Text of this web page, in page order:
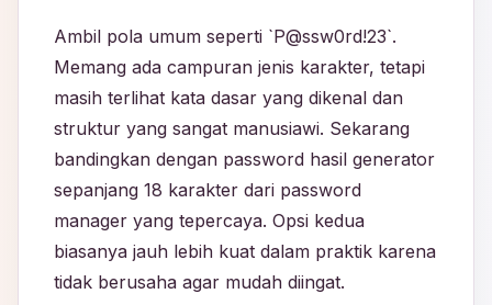
Ambil pola umum seperti `P@ssw0rd!23`.
Memang ada campuran jenis karakter, tetapi
masih terlihat kata dasar yang dikenal dan
struktur yang sangat manusiawi. Sekarang
bandingkan dengan password hasil generator
sepanjang 18 karakter dari password
manager yang tepercaya. Opsi kedua
biasanya jauh lebih kuat dalam praktik karena
tidak berusaha agar mudah diingat.